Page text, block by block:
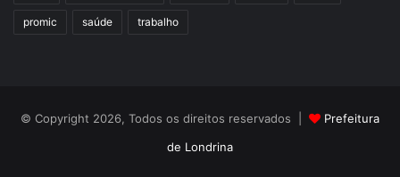
promic saúde trabalho
© Copyright 2026, Todos os direitos reservados |
Prefeitura
de Londrina